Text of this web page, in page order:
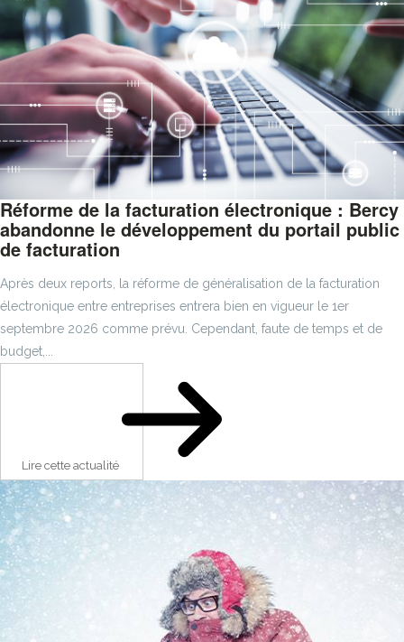
Réforme de la facturation électronique : Bercy
abandonne le développement du portail public
de facturation
Après deux reports, la réforme de généralisation de la facturation
électronique entre entreprises entrera bien en vigueur le 1er
septembre 2026 comme prévu. Cependant, faute de temps et de
budget,...
Lire cette actualité